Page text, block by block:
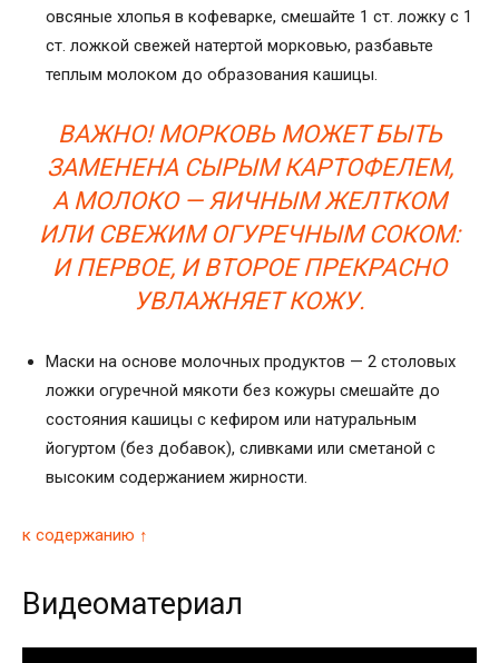
овсяные хлопья в кофеварке, смешайте 1 ст. ложку с 1
ст. ложкой свежей натертой морковью, разбавьте
теплым молоком до образования кашицы.
ВАЖНО! МОРКОВЬ МОЖЕТ БЫТЬ
ЗАМЕНЕНА СЫРЫМ КАРТОФЕЛЕМ,
А МОЛОКО — ЯИЧНЫМ ЖЕЛТКОМ
ИЛИ СВЕЖИМ ОГУРЕЧНЫМ СОКОМ:
И ПЕРВОЕ, И ВТОРОЕ ПРЕКРАСНО
УВЛАЖНЯЕТ КОЖУ.
Маски на основе молочных продуктов — 2 столовых
ложки огуречной мякоти без кожуры смешайте до
состояния кашицы с кефиром или натуральным
йогуртом (без добавок), сливками или сметаной с
высоким содержанием жирности.
к содержанию ↑
Видеоматериал